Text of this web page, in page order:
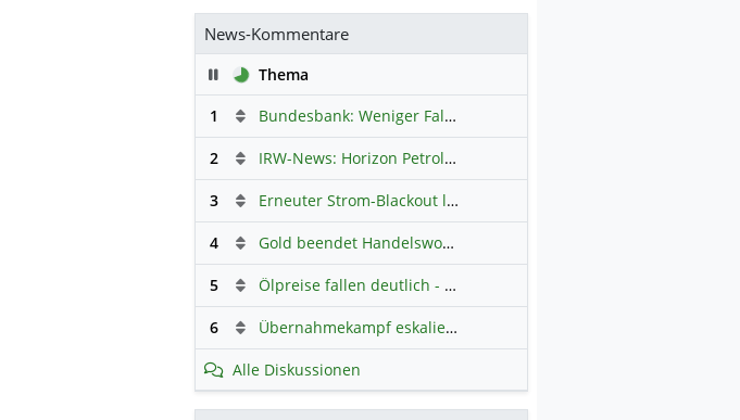
News-Kommentare
PauseThema
1
Bundesbank: Weniger Falschgeld in Deutschland
2 IRW-News: Horizon Petroleum Ltd. : Horizon Petroleum beginnt mit der Testförderung im Projekt Lachowice in Polen und schließt die Platzierung einer überzeichneten Wandelanleihe ab
3 Erneuter Strom-Blackout legt ganz Kuba lahm
4 Gold beendet Handelswoche mit Knall: Barrick Mining – Ist diese Aktie wieder ein Kauf?
5 Ölpreise fallen deutlich - Fortschritte zwischen USA und Iran belasten
6 Übernahmekampf eskaliert: Wird die Commerzbank italienisch?
Alle Diskussionen